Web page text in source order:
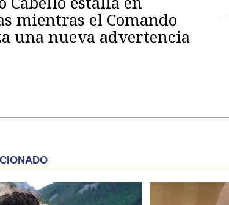
mientras el Comando
una nueva advertencia